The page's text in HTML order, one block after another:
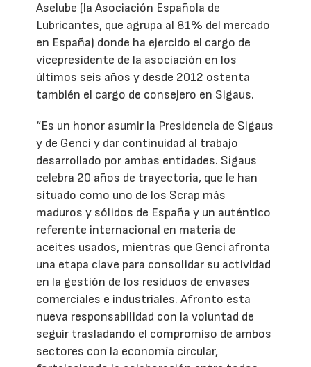
Aselube (la Asociación Española de
Lubricantes, que agrupa al 81% del mercado
en España) donde ha ejercido el cargo de
vicepresidente de la asociación en los
últimos seis años y desde 2012 ostenta
también el cargo de consejero en Sigaus.
“Es un honor asumir la Presidencia de Sigaus
y de Genci y dar continuidad al trabajo
desarrollado por ambas entidades. Sigaus
celebra 20 años de trayectoria, que le han
situado como uno de los Scrap más
maduros y sólidos de España y un auténtico
referente internacional en materia de
aceites usados, mientras que Genci afronta
una etapa clave para consolidar su actividad
en la gestión de los residuos de envases
comerciales e industriales. Afronto esta
nueva responsabilidad con la voluntad de
seguir trasladando el compromiso de ambos
sectores con la economía circular,